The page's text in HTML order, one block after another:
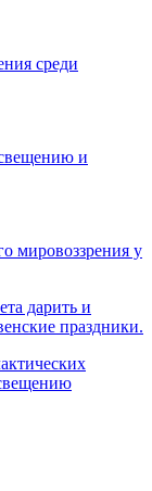
среди
и
мировоззрения у
дарить и
праздники.